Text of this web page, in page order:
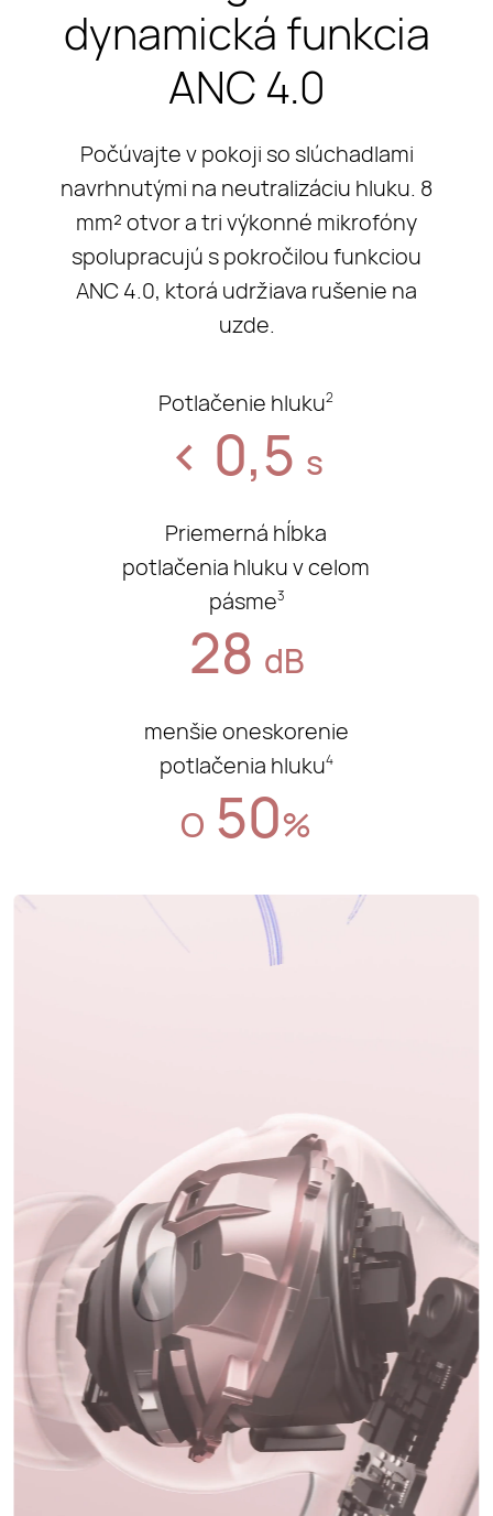
dynamická funkcia
ANC 4.0
Počúvajte v pokoji so slúchadlami
navrhnutými na neutralizáciu hluku. 8
mm² otvor a tri výkonné mikrofóny
spolupracujú s pokročilou funkciou
ANC 4.0, ktorá udržiava rušenie na
uzde.
Potlačenie hluku2
< 0,5 s
Priemerná hĺbka
potlačenia hluku v celom
pásme3
28 dB
menšie oneskorenie
potlačenia hluku4
O 50%